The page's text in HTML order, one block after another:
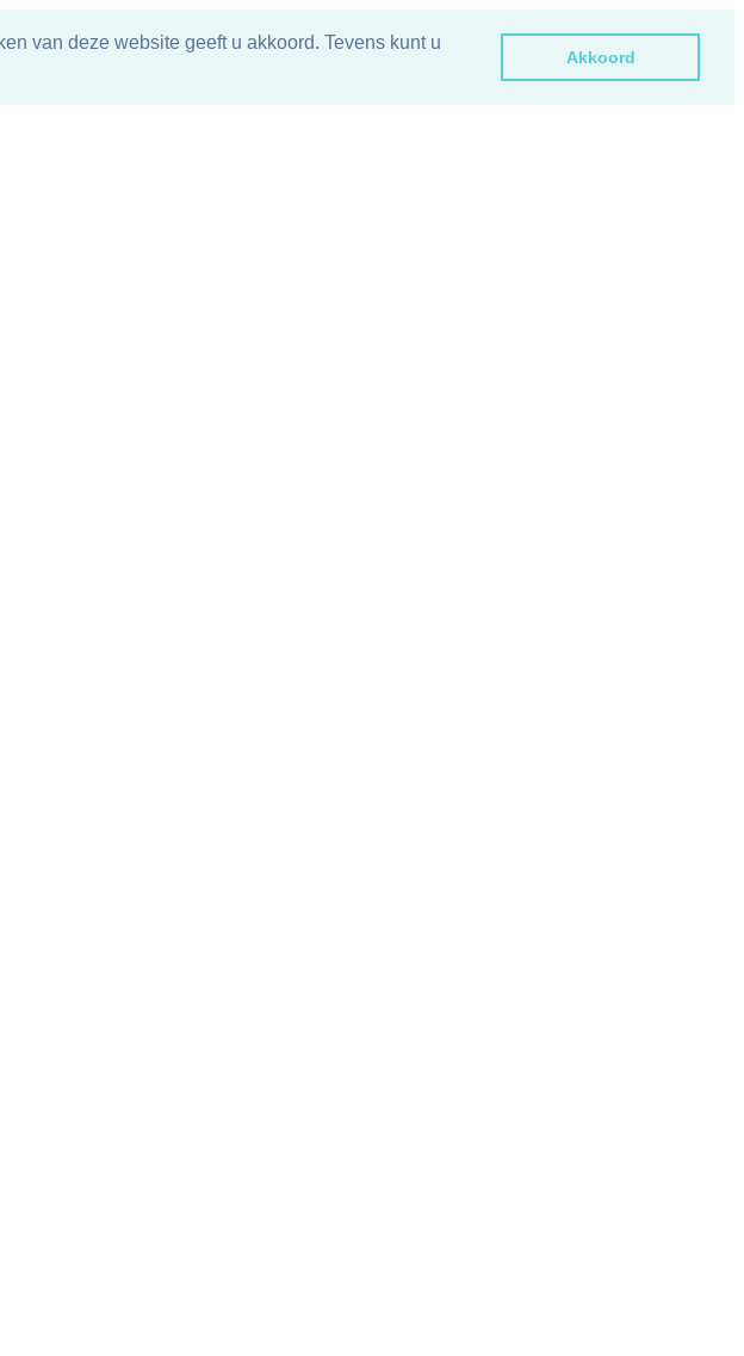
van deze website geeft u akkoord. Tevens kunt u
Akkoord